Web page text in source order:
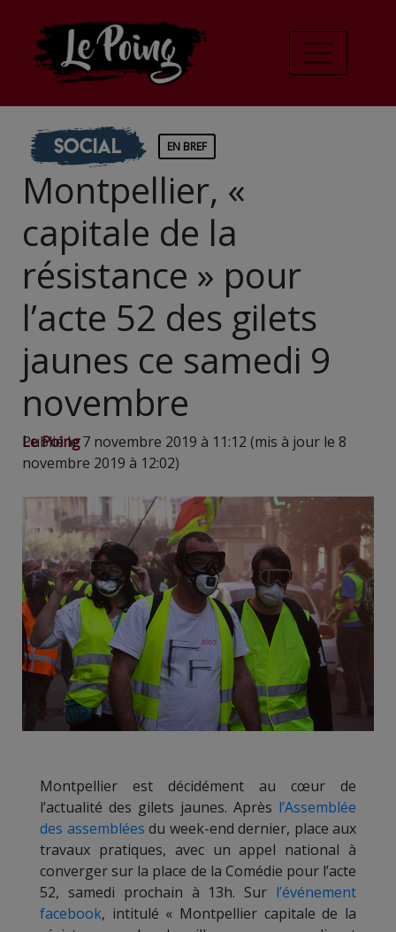
Social EN BREF
Montpellier, «
capitale de la
résistance » pour
l’acte 52 des gilets
jaunes ce samedi 9
novembre
Le Poing
Publié le 7 novembre 2019 à 11:12 (mis à jour le 8
novembre 2019 à 12:02)
Montpellier est décidément au cœur de
l’actualité des gilets jaunes. Après l’Assemblée
des assemblées du week-end dernier, place aux
travaux pratiques, avec un appel national à
converger sur la place de la Comédie pour l’acte
52, samedi prochain à 13h. Sur l’événement
facebook, intitulé « Montpellier capitale de la